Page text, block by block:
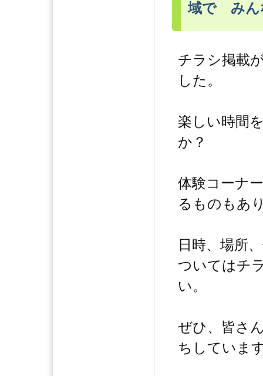
域で みん
チラシ掲載
した。
楽しい時間
か？
体験コーナ
るものもあ
日時、場所
ついてはチ
い。
ぜひ、皆さ
ちしていま